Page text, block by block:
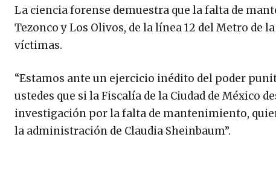
La ciencia forense demuestra que la falta de
Tezonco y Los Olivos, de la línea 12 del Metro de
víctimas.
“Estamos ante un ejercicio inédito del poder
ustedes que si la Fiscalía de la Ciudad de México
investigación por la falta de mantenimiento,
la administración de Claudia Sheinbaum”.